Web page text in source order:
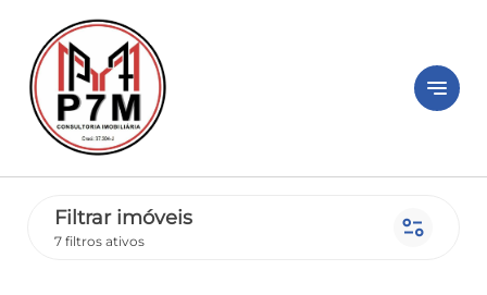
notes
Filtrar imóveis
7 filtros ativos page_info